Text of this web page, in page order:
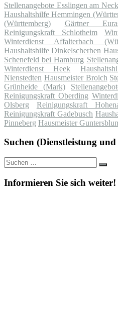
Stellenangebote Esslingen am
Haushaltshilfe Hemmingen
(Württemberg)
Gärtner
Reinigungskraft Schlotheim
Winterdienst Affalterbach
Haushaltshilfe Dinkelscherben
Schenefeld bei Hamburg
Winterdienst Heek
Nienstedten Hausmeister Broich
Grünheide (Mark)
Reinigungskraft Oberding
Olsberg
Reinigungskraft
Reinigungskraft Gadebusch
Pinneberg Hausmeister
Suchen (Dienstleistung
Suche
nach:
Informieren Sie sich weiter!